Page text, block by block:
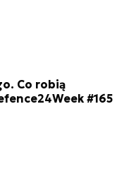
Co robią
#165